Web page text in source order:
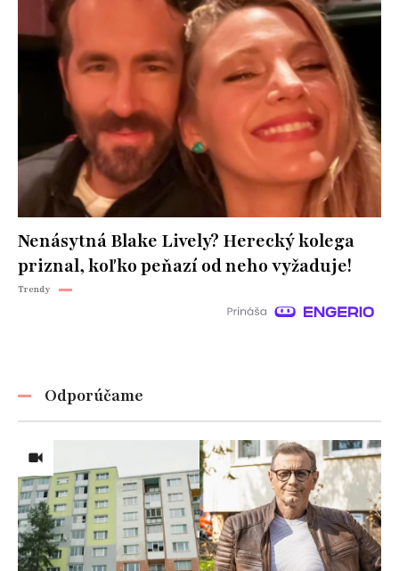
Nenásytná Blake Lively? Herecký kolega
priznal, koľko peňazí od neho vyžaduje!
Trendy
Odporúčame